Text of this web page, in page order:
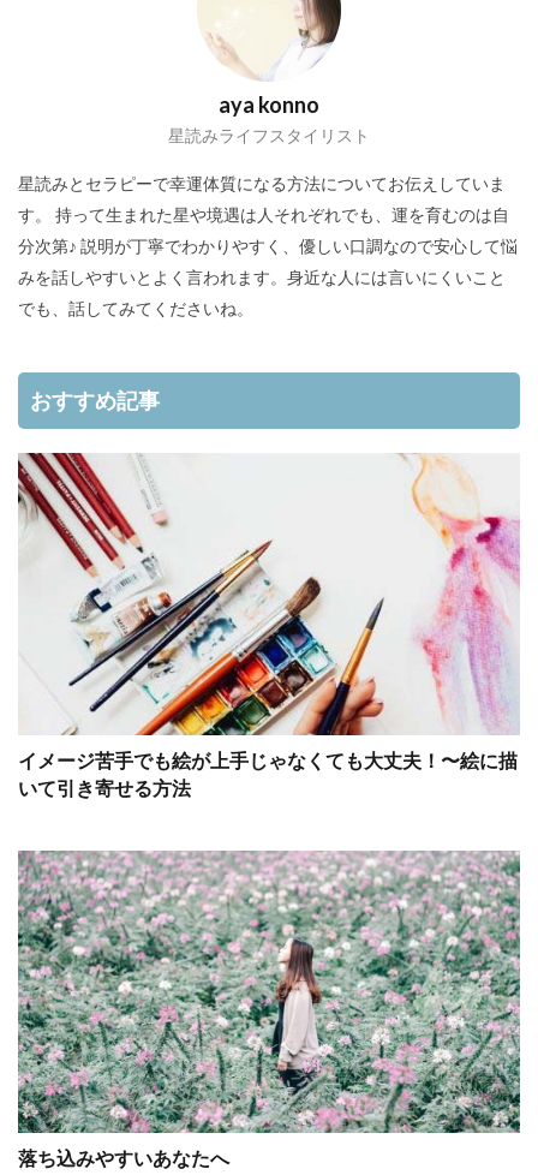
aya konno
星読みライフスタイリスト
星読みとセラピーで幸運体質になる方法についてお伝えしていま
す。 持って生まれた星や境遇は人それぞれでも、運を育むのは自
分次第♪ 説明が丁寧でわかりやすく、優しい口調なので安心して悩
みを話しやすいとよく言われます。身近な人には言いにくいこと
でも、話してみてくださいね。
おすすめ記事
イメージ苦手でも絵が上手じゃなくても大丈夫！〜絵に描
いて引き寄せる方法
落ち込みやすいあなたへ